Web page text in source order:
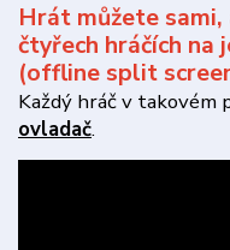
Hrát můžete sami,
čtyřech hráčích na
(offline split
Každý hráč v
ovladač.